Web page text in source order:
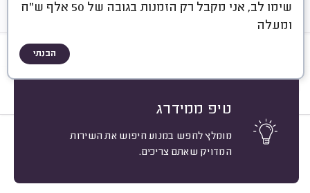
שימו לב, אני מקבל רק הזמנות בגובה של 50 אלף ש"ח
ומעלה
הבנתי
טיפ ממידרג
מומלץ לחפש במנוע חיפוש את השירות
המדויק שאתם צריכים.
חוות דעת ממוצע רישוי ותעודות
ע. ש. לוד.
אשרור: 26/11/2024